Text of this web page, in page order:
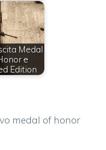
Medal
e
Edition
medal of honor